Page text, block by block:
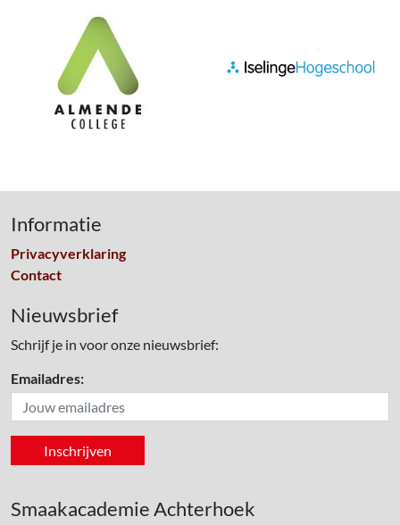
Informatie
Privacyverklaring
Contact
Nieuwsbrief
Schrijf je in voor onze nieuwsbrief:
Emailadres:
Smaakacademie Achterhoek